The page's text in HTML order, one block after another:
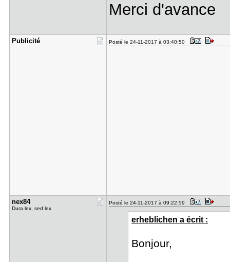
Merci d'avance
Publicité Posté le 24-11-2017 à 03:40:50
nex84
Dura lex, sed lex
Posté le 24-11-2017 à 09:22:59
erheblichen a écrit :
Bonjour,